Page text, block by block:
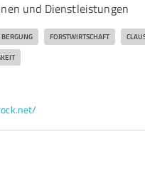
und Dienstleistungen
BERGUNG FORSTWIRTSCHAFT